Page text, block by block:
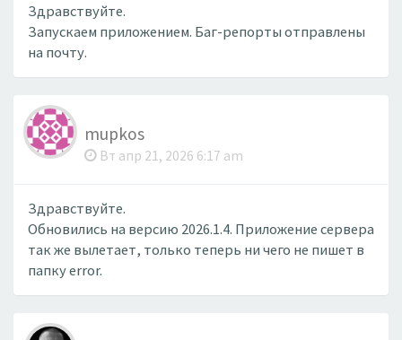
Здравствуйте.
Запускаем приложением. Баг-репорты отправлены
на почту.
mupkos
Вт апр 21, 2026 6:17 am
Здравствуйте.
Обновились на версию 2026.1.4. Приложение сервера
так же вылетает, только теперь ни чего не пишет в
папку error.